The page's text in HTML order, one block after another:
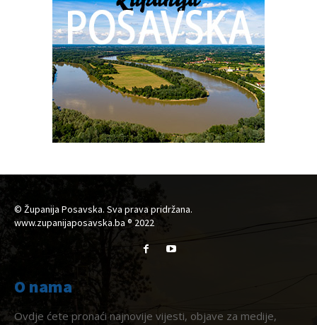
© Županija Posavska. Sva prava pridržana.
www.zupanijaposavska.ba ® 2022
O nama
Ovdje ćete pronaći najnovije vijesti, objave za medije,